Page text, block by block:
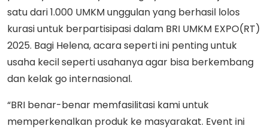
satu dari 1.000 UMKM unggulan yang berhasil lolos
kurasi untuk berpartisipasi dalam BRI UMKM EXPO(RT)
2025. Bagi Helena, acara seperti ini penting untuk
usaha kecil seperti usahanya agar bisa berkembang
dan kelak go internasional.
“BRI benar-benar memfasilitasi kami untuk
memperkenalkan produk ke masyarakat. Event ini